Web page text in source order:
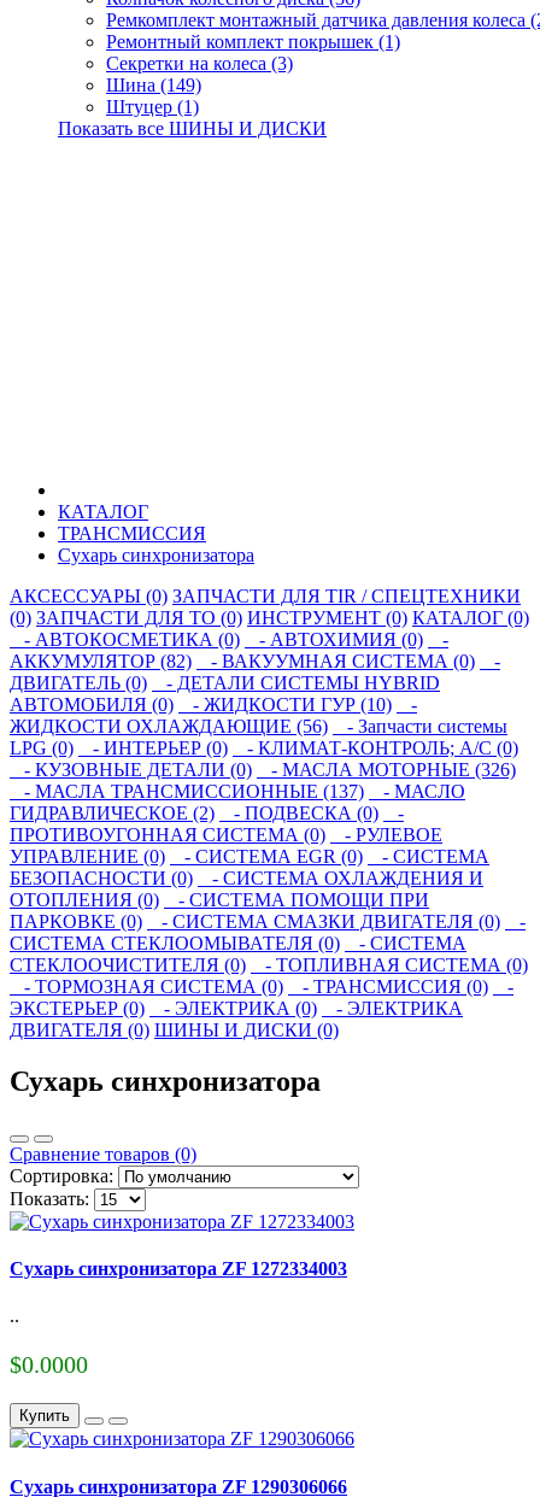
Ремкомплект монтажный датчика давления колеса
Ремонтный комплект покрышек (1)
Секретки на колеса (3)
Шина (149)
Штуцер (1)
Показать все ШИНЫ И ДИСКИ
КАТАЛОГ
ТРАНСМИССИЯ
Сухарь синхронизатора
АКСЕССУАРЫ (0) ЗАПЧАСТИ ДЛЯ TIR / СПЕЦТЕХНИКИ
(0) ЗАПЧАСТИ ДЛЯ ТО (0) ИНСТРУМЕНТ (0) КАТАЛОГ (0)
- АВТОКОСМЕТИКА (0)
- АВТОХИМИЯ (0)
-
АККУМУЛЯТОР (82)
- ВАКУУМНАЯ СИСТЕМА (0)
-
ДВИГАТЕЛЬ (0)
- ДЕТАЛИ СИСТЕМЫ HYBRID
АВТОМОБИЛЯ (0)
- ЖИДКОСТИ ГУР (10)
-
ЖИДКОСТИ ОХЛАЖДАЮЩИЕ (56)
- Запчасти системы
LPG (0)
- ИНТЕРЬЕР (0)
- КЛИМАТ-КОНТРОЛЬ; A/C (0)
- КУЗОВНЫЕ ДЕТАЛИ (0)
- МАСЛА МОТОРНЫЕ (326)
- МАСЛА ТРАНСМИССИОННЫЕ (137)
- МАСЛО
ГИДРАВЛИЧЕСКОЕ (2)
- ПОДВЕСКА (0)
-
ПРОТИВОУГОННАЯ СИСТЕМА (0)
- РУЛЕВОЕ
УПРАВЛЕНИЕ (0)
- СИСТЕМА EGR (0)
- СИСТЕМА
БЕЗОПАСНОСТИ (0)
- СИСТЕМА ОХЛАЖДЕНИЯ И
ОТОПЛЕНИЯ (0)
- СИСТЕМА ПОМОЩИ ПРИ
ПАРКОВКЕ (0)
- СИСТЕМА СМАЗКИ ДВИГАТЕЛЯ (0)
-
СИСТЕМА СТЕКЛООМЫВАТЕЛЯ (0)
- СИСТЕМА
СТЕКЛООЧИСТИТЕЛЯ (0)
- ТОПЛИВНАЯ СИСТЕМА (0)
- ТОРМОЗНАЯ СИСТЕМА (0)
- ТРАНСМИССИЯ (0)
-
ЭКСТЕРЬЕР (0)
- ЭЛЕКТРИКА (0)
- ЭЛЕКТРИКА
ДВИГАТЕЛЯ (0) ШИНЫ И ДИСКИ (0)
Сухарь синхронизатора
Сравнение товаров (0)
Сортировка:
Показать:
Сухарь синхронизатора ZF 1272334003
..
$0.0000
Купить
Сухарь синхронизатора ZF 1290306066